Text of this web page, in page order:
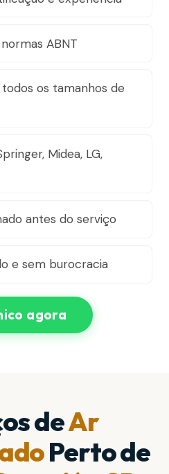
ABNT
os tamanhos de
Midea, LG,
antes do serviço
e sem burocracia
agora
deAr
Perto de